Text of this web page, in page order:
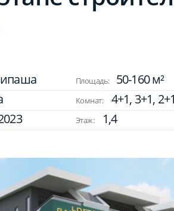
Площадь: 50-160 м²
Комнат: 4+1, 3+1,
Этаж: 1,4